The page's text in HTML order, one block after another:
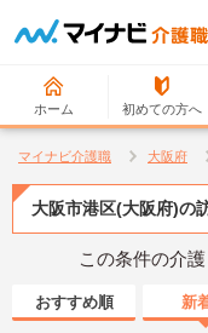
ホーム 初めての方へ
マイナビ介護職 大阪府
大阪市港区(大阪府)の
この条件の介
おすすめ順 新